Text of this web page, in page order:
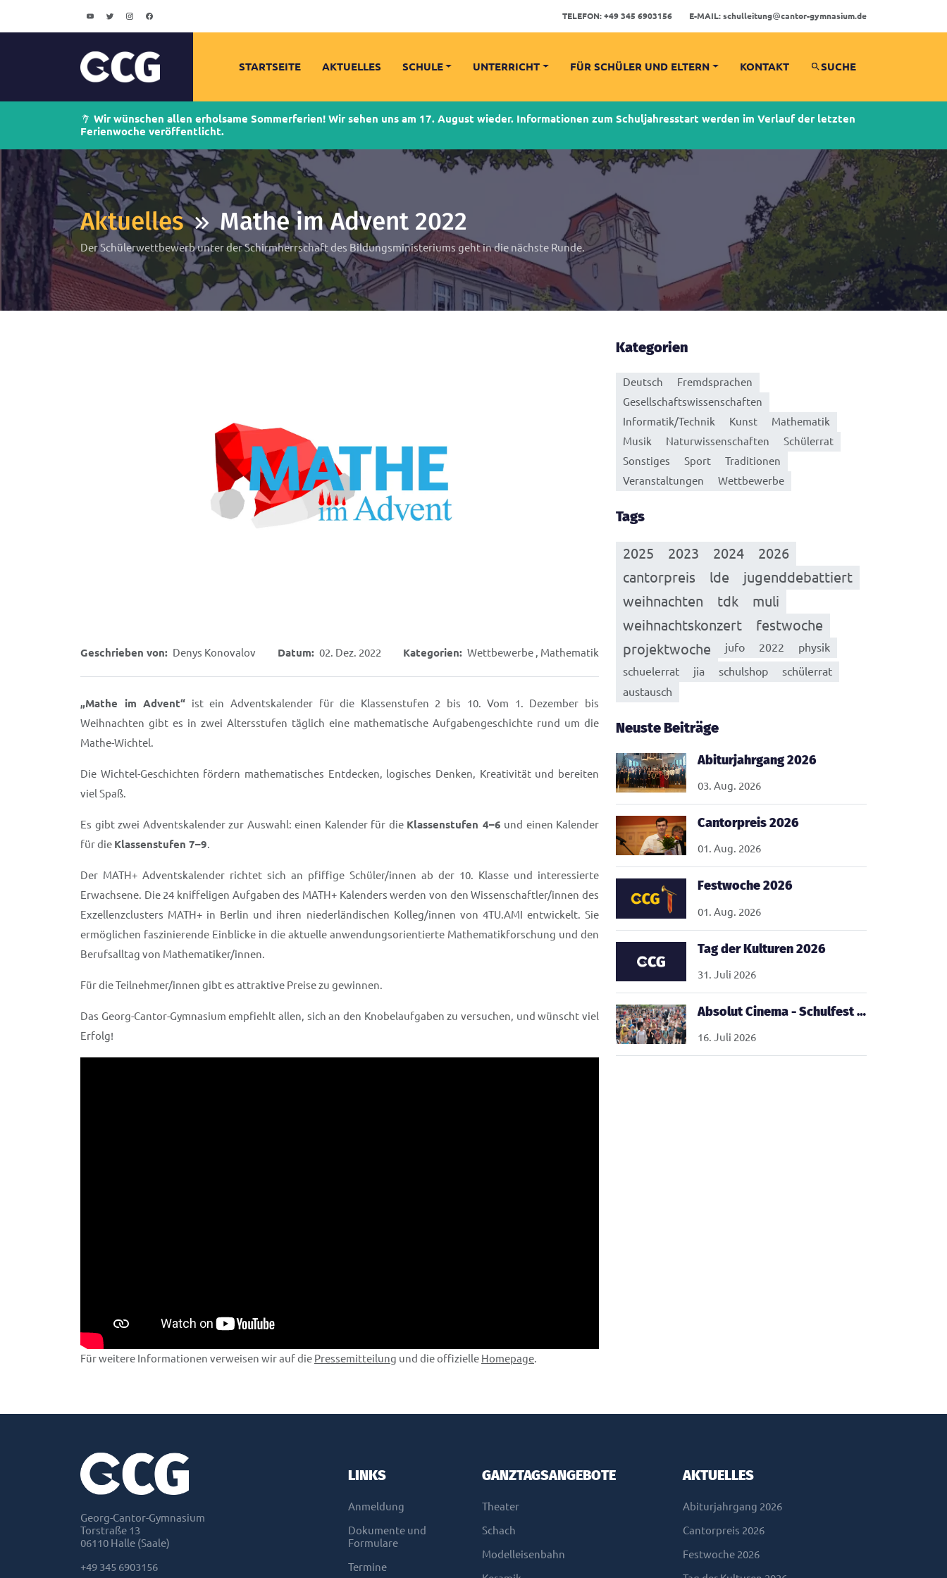
TELEFON: +49 345 6903156 E-MAIL: schulleitung cantor-gymnasium.de
STARTSEITE AKTUELLES SCHULE UNTERRICHT FÜR SCHÜLER UND ELTERN KONTAKT SUCHE
Wir wünschen allen erholsame Sommerferien! Wir sehen uns am 17. August wieder. Informationen zum Schuljahresstart werden im Verlauf der letzten
Ferienwoche veröffentlicht.
Aktuelles Mathe im Advent 2022
Der Schülerwettbewerb unter der Schirmherrschaft des Bildungsministeriums geht in die nächste Runde.
Geschrieben von: Denys Konovalov Datum: 02. Dez. 2022 Kategorien: Wettbewerbe , Mathematik
„Mathe im Advent“ ist ein Adventskalender für die Klassenstufen 2 bis 10. Vom 1. Dezember bis
Weihnachten gibt es in zwei Altersstufen täglich eine mathematische Aufgabengeschichte rund um die
Mathe-Wichtel.
Die Wichtel-Geschichten fördern mathematisches Entdecken, ⁣logisches Denken, Kreativität und bereiten
viel Spaß.
Es gibt zwei Adventskalender zur Auswahl: einen Kalender für die Klassenstufen 4–6 und einen Kalender
für die Klassenstufen 7–9.
Der MATH+ Adventskalender richtet sich an pfiffige Schüler/innen ab der 10. Klasse und interessierte
Erwachsene. Die 24 kniffeligen Aufgaben des MATH+ Kalenders werden von den Wissenschaftler/innen des
Exzellenzclusters MATH+ in Berlin und ihren niederländischen Kolleg/innen von 4TU.AMI entwickelt. Sie
ermöglichen faszinierende Einblicke in die aktuelle anwendungsorientierte Mathematikforschung und den
Berufsalltag von Mathematiker/innen.
Für die Teilnehmer/innen gibt es attraktive Preise zu gewinnen.
Das Georg-Cantor-Gymnasium empfiehlt allen, sich an den Knobelaufgaben zu versuchen, und wünscht viel
Erfolg!
Für weitere Informationen verweisen wir auf die Pressemitteilung und die offizielle Homepage.
Kategorien
Deutsch
Fremdsprachen
Gesellschaftswissenschaften
Informatik/Technik
Kunst
Mathematik
Musik
Naturwissenschaften
Schülerrat
Sonstiges
Sport
Traditionen
Veranstaltungen
Wettbewerbe
Tags
2025 2023 2024
2026
cantorpreis
lde
jugenddebattiert
weihnachten
tdk
muli
weihnachtskonzert
festwoche
projektwoche
jufo 2022
physik
schuelerrat
jia schulshop
schülerrat
austausch
Neuste Beiträge
Abiturjahrgang 2026
03. Aug. 2026
Cantorpreis 2026
01. Aug. 2026
Festwoche 2026
01. Aug. 2026
Tag der Kulturen 2026
31. Juli 2026
Absolut Cinema - Schulfest 2026
16. Juli 2026
Georg-Cantor-Gymnasium
Torstraße 13
06110 Halle (Saale)
+49 345 6903156
LINKS
Anmeldung
Dokumente und
Formulare
Termine
GANZTAGSANGEBOTE
Theater
Schach
Modelleisenbahn
AKTUELLES
Abiturjahrgang 2026
Cantorpreis 2026
Festwoche 2026